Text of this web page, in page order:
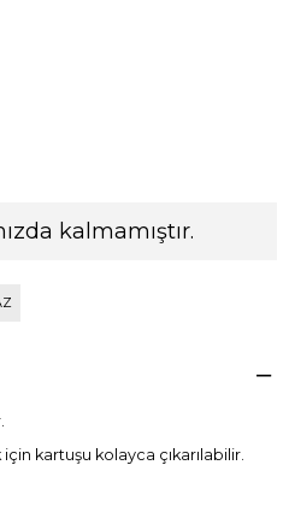
kalmamıştır.
kartuşu kolayca çıkarılabilir.